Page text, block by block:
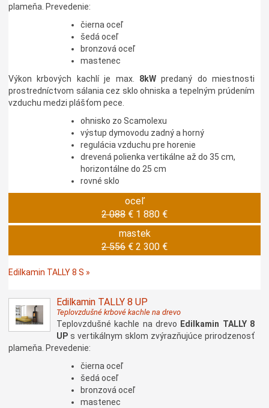
plameňa. Prevedenie:
čierna oceľ
šedá oceľ
bronzová oceľ
mastenec
Výkon krbových kachlí je max. 8kWpredaný do miestnosti
prostredníctvom sálania cez sklo ohniska a tepelným prúdením
vzduchu medzi plášťom pece.
ohnisko zo Scamolexu
výstup dymovodu zadný a horný
regulácia vzduchu pre horenie
drevená polienka vertikálne až do 35 cm,
horizontálne do 25 cm
rovné sklo
oceľ
2 088 € 1 880 €
mastek
2 556 € 2 300 €
Edilkamin TALLY 8 S »
Edilkamin TALLY 8 UP
Teplovzdušné krbové kachle na drevo
Teplovzdušné kachle na drevo Edilkamin TALLY 8
UP s vertikálnym sklom zvýrazňujúce prirodzenosť
plameňa. Prevedenie:
čierna oceľ
šedá oceľ
bronzová oceľ
mastenec